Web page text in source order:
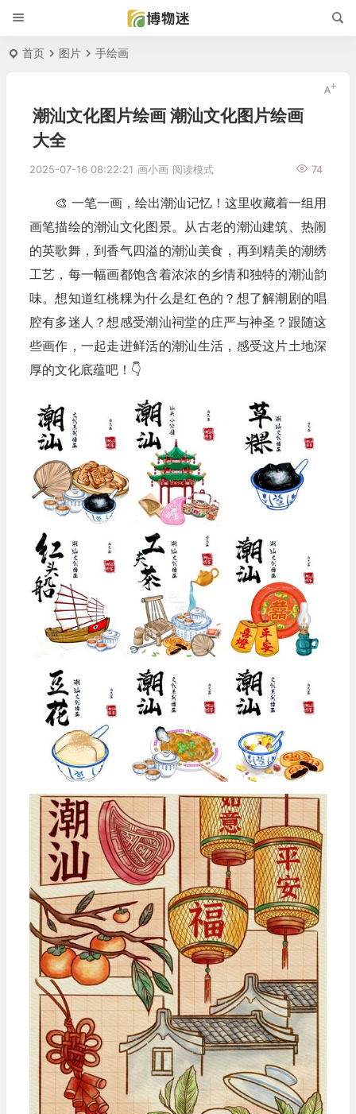
首页 图片 手绘画
潮汕文化图片绘画 潮汕文化图片绘画
大全
2025-07-16 08:22:21 画小画 74
阅读模式
🎨 一笔一画，绘出潮汕记忆！这里收藏着一组用
画笔描绘的潮汕文化图景。从古老的潮汕建筑、热闹
的英歌舞，到香气四溢的潮汕美食，再到精美的潮绣
工艺，每一幅画都饱含着浓浓的乡情和独特的潮汕韵
味。想知道红桃粿为什么是红色的？想了解潮剧的唱
腔有多迷人？想感受潮汕祠堂的庄严与神圣？跟随这
些画作，一起走进鲜活的潮汕生活，感受这片土地深
厚的文化底蕴吧！👇